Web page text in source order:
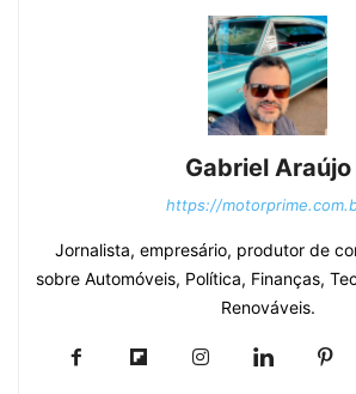
Gabriel Araújo
https://
Jornalista, empresário, produtor de
sobre Automóveis, Política, Finanças,
Renováveis.